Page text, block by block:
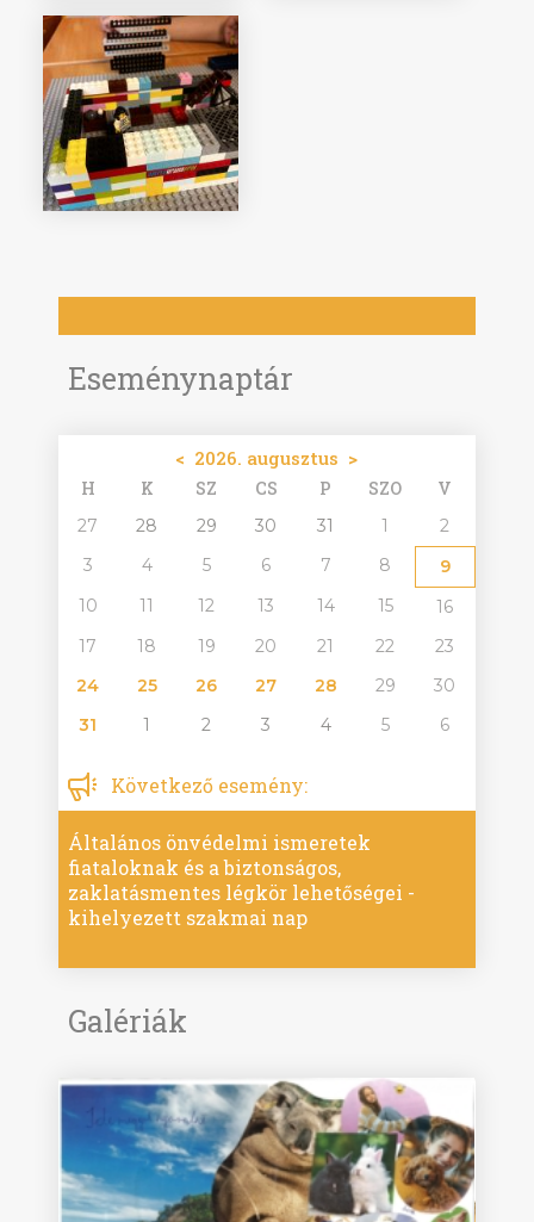
Eseménynaptár
< 2026. augusztus >
H K SZ CS P SZO V
27 28 29 30 31 1
2
3
4 5 6 7 8
9
10
11 12 13 14 15
16
17
18 19 20 21 22
23
24
25 26 27 28 29
30
31
1 2 3 4 5 6
Következő esemény:
Általános önvédelmi ismeretek
fiataloknak és a biztonságos,
zaklatásmentes légkör lehetőségei -
kihelyezett szakmai nap
Galériák